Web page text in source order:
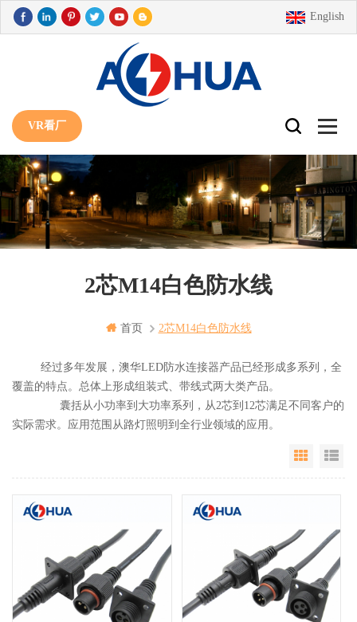
English
VR看厂
2芯M14白色防水线
首页 2芯m14白色防水线
经过多年发展，澳华LED防水连接器产品已经形成多系列，全
覆盖的特点。总体上形成组装式、带线式两大类产品。
囊括从小功率到大功率系列，从2芯到12芯满足不同客户的
实际需求。应用范围从路灯照明到全行业领域的应用。
Grid